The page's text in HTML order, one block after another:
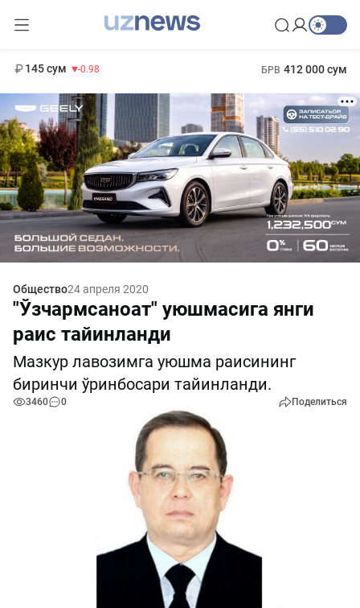
145 сум -0.98 БРВ 412 000 сум
Общество24 апреля 2020
"Ўзчармсаноат" уюшмасига янги
раис тайинланди
Мазкур лавозимга уюшма раисининг
биринчи ўринбосари тайинланди.
3460 0 Поделиться